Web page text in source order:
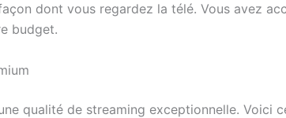
dont vous regardez la télé. Vous avez
budget.
qualité de streaming exceptionnelle. Voici